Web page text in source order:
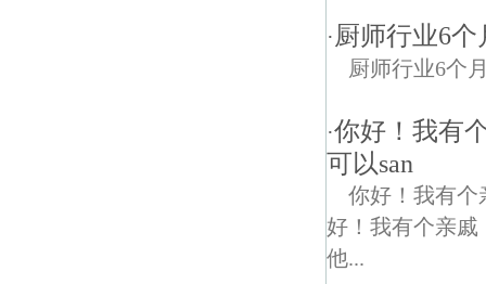
· 厨师行业6
厨师行业6个
·你好！我有
可以san
你好！我有个
好！我有个亲
他...